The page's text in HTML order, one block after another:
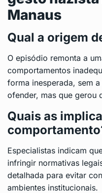
Manaus
Qual a origem
O episódio remonta a
comportamentos
forma inesperada, sem
ofender, mas que gerou
Quais as
Especialistas indicam
infringir normativas
detalhada para evitar
ambientes institucionais.